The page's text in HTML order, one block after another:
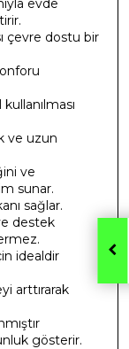
evde
çevre dostu bir
ve uzun
ve
sunar.
sağlar.
destek
idealdir
arttırarak
gösterir.